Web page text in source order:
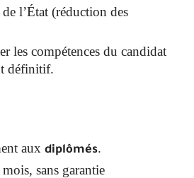
l’État (réduction des
les compétences du candidat
définitif.
aux diplômés.
sans garantie